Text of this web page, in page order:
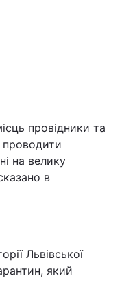
провідники та
проводити
на велику
в
Львівської
який